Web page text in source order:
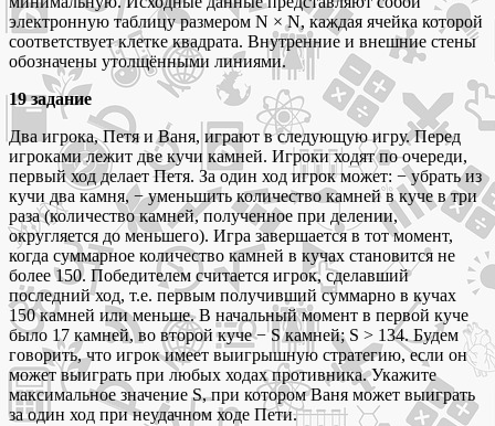
электронную таблицу размером N × N, каждая ячейка которой
соответствует клетке квадрата. Внутренние и внешние стены
обозначены утолщёнными линиями.
19 задание
Два игрока, Петя и Ваня, играют в следующую игру. Перед
игроками лежит две кучи камней. Игроки ходят по очереди,
первый ход делает Петя. За один ход игрок может: − убрать из
кучи два камня, − уменьшить количество камней в куче в три
раза (количество камней, полученное при делении,
округляется до меньшего). Игра завершается в тот момент,
когда суммарное количество камней в кучах становится не
более 150. Победителем считается игрок, сделавший
последний ход, т.е. первым получивший суммарно в кучах
150 камней или меньше. В начальный момент в первой куче
было 17 камней, во второй куче − S камней; S > 134. Будем
говорить, что игрок имеет выигрышную стратегию, если он
может выиграть при любых ходах противника. Укажите
максимальное значение S, при котором Ваня может выиграть
за один ход при неудачном ходе Пети.